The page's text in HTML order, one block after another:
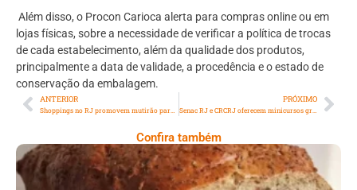
Além disso, o Procon Carioca alerta para compras online ou em
lojas físicas, sobre a necessidade de verificar a política de trocas
de cada estabelecimento, além da qualidade dos produtos,
principalmente a data de validade, a procedência e o estado de
conservação da embalagem.
ANTERIOR PRÓXIMO
Senac RJ e CRCRJ oferecem minicursos gratuitos de tecnologia, comunicação, departamento pessoal, tributário e fiscal no Centro do Rio
Confira também